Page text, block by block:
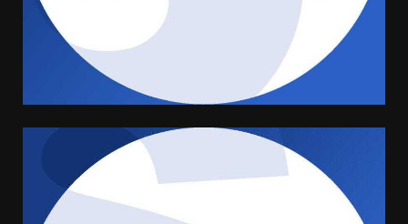
Sostenibile: premiati gli studenti
universitari del bando “La strada
Rivoluzione”: nuovo
appuntamento con “Fasano in
Banda”
7 Agosto 2026 06:05